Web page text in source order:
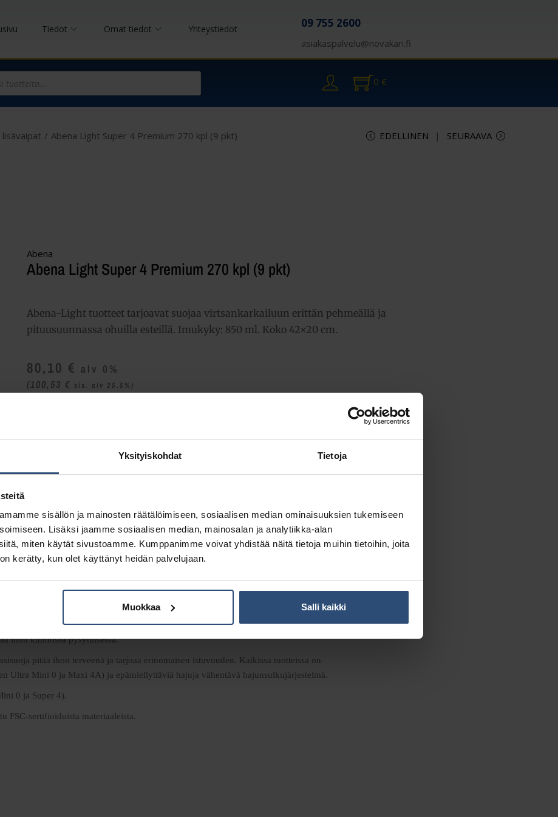
Yksityiskohdat Tietoja
sisällön ja mainosten räätälöimiseen, sosiaalisen median ominaisuuksien tukemiseen
Lisäksi jaamme sosiaalisen median, mainosalan ja analytiikka-alan
miten käytät sivustoamme. Kumppanimme voivat yhdistää näitä tietoja muihin tietoihin, joita
kerätty, kun olet käyttänyt heidän palvelujaan.
Muokkaa Salli kaikki
Tiedot Omat tiedot Yhteystiedot 09 755 2600
asiakaspalvelu@novakari.fi
0 €
/ Abena Light Super 4 Premium 270 kpl (9 pkt) EDELLINEN SEURAAVA
Abena
Abena Light Super 4 Premium 270 kpl (9 pkt)
Abena-Light tuotteet tarjoavat suojaa virtsankarkailuun erittän pehmeällä ja
pituusuunnassa ohuilla esteillä. Imukyky: 850 ml. Koko 42×20 cm.
80,10 € alv 0%
(100,53 € sis. alv 25.5%)
80,10 €
M1000021342
Kuvaus Lisätiedot
muotoiltuja tippasuojia lievään tai keskivaikeaan inkontinenssiin. Tuotteiden Top Dry-
ihon kunnossa pysymisessä.
pitää ihon terveenä ja tarjoaa erinomaisen istuvuuden. Kaikissa tuotteissa on
Ultra Mini 0 ja Maxi 4A) ja epämiellyttäviä hajuja vähentävä hajunsulkujärjestelmä.
0 ja Super 4).
FSC-sertifioiduista materiaaleista.